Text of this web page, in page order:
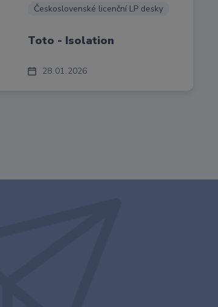
28 01 2026
Československé licenční LP desky
Toto - Isolation